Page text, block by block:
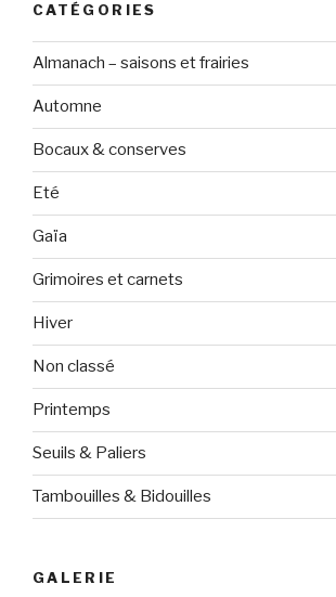
CATÉGORIES
Almanach – saisons et frairies
Automne
Bocaux & conserves
Eté
Gaïa
Grimoires et carnets
Hiver
Non classé
Printemps
Seuils & Paliers
Tambouilles & Bidouilles
GALERIE